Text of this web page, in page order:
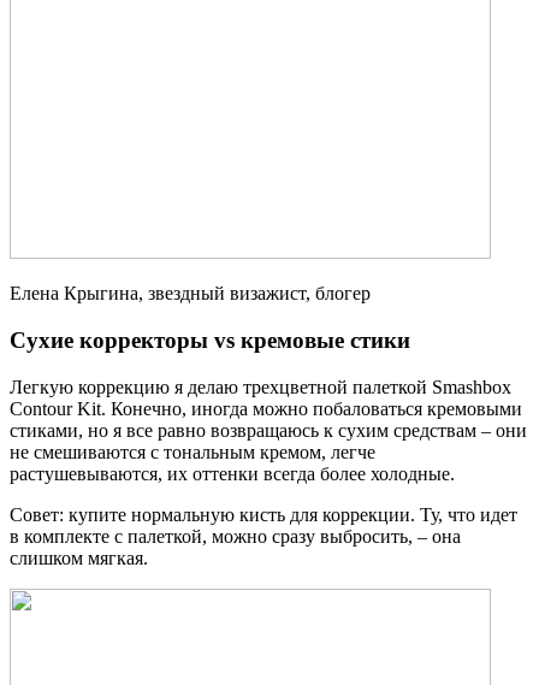
Елена Крыгина, звездный визажист, блогер
Сухие корректоры vs кремовые стики
Легкую коррекцию я делаю трехцветной палеткой Smashbox
Contour Kit. Конечно, иногда можно побаловаться кремовыми
стиками, но я все равно возвращаюсь к сухим средствам – они
не смешиваются с тональным кремом, легче
растушевываются, их оттенки всегда более холодные.
Совет: купите нормальную кисть для коррекции. Ту, что идет
в комплекте с палеткой, можно сразу выбросить, ­– она
слишком мягкая.